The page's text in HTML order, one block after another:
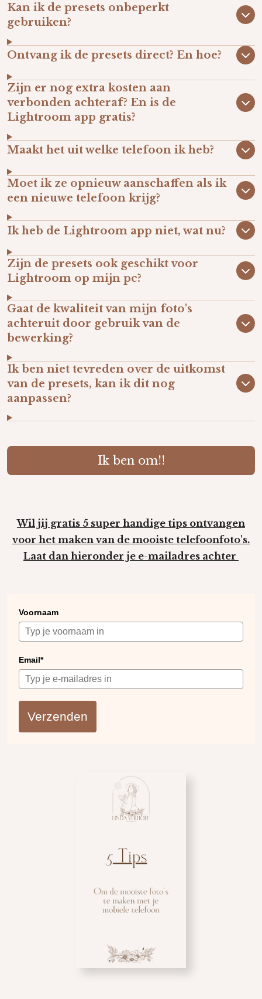
Kan ik de presets onbeperkt
gebruiken?
Ontvang ik de presets direct? En hoe?
Zijn er nog extra kosten aan
verbonden achteraf? En is de
Lightroom app gratis?
Maakt het uit welke telefoon ik heb?
Moet ik ze opnieuw aanschaffen als ik
een nieuwe telefoon krijg?
Ik heb de Lightroom app niet, wat nu?
Zijn de presets ook geschikt voor
Lightroom op mijn pc?
Gaat de kwaliteit van mijn foto's
achteruit door gebruik van de
bewerking?
Ik ben niet tevreden over de uitkomst
van de presets, kan ik dit nog
aanpassen?
Ik ben om!!
Wil jij gratis 5 super handige tips ontvangen
voor het maken van de mooiste telefoonfoto's.
Laat dan hieronder je e-mailadres achter
Voornaam
Email*
Verzenden